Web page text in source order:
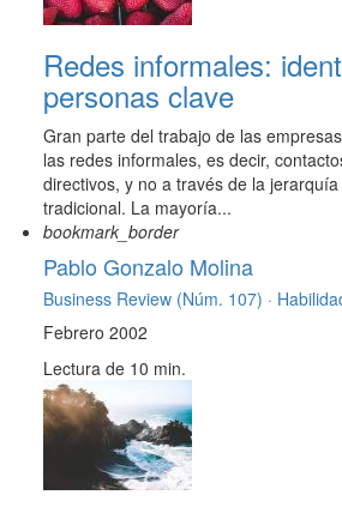
Redes informales:
personas clave
Gran parte del trabajo de las
las redes informales, es decir,
directivos, y no a través de la
tradicional. La mayoría...
bookmark_border
Pablo Gonzalo Molina
Business Review (Núm. 107) ·
Febrero 2002
Lectura de 10 min.